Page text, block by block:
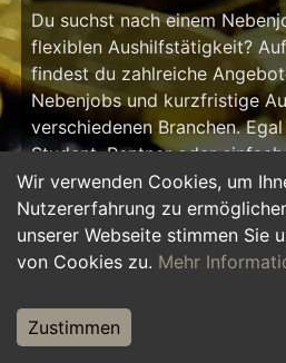
Wir verwenden Cookies, um
Nutzererfahrung zu
unserer Webseite stimmen Sie
von Cookies zu. Mehr
Zustimmen
Du suchst nach einem
flexiblen Aushilfstätigkeit?
findest du zahlreiche
Nebenjobs und kurzfristige
verschiedenen Branchen.
Student, Rentner oder
nach einem kleinen
findest du die passende
Zeitplan passt.
Ein Nebenjob oder Aushilfsjob